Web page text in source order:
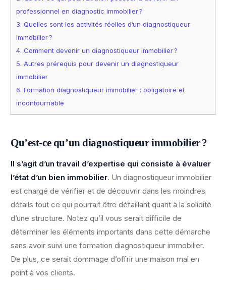
professionnel en diagnostic immobilier ?
3. Quelles sont les activités réelles d’un diagnostiqueur
immobilier ?
4. Comment devenir un diagnostiqueur immobilier ?
5. Autres prérequis pour devenir un diagnostiqueur
immobilier
6. Formation diagnostiqueur immobilier : obligatoire et
incontournable
Qu’est-ce qu’un diagnostiqueur immobilier ?
Il s’agit d’un travail d’expertise qui consiste à évaluer
l’état d’un bien immobilier. Un diagnostiqueur immobilier
est chargé de vérifier et de découvrir dans les moindres
détails tout ce qui pourrait être défaillant quant à la solidité
d’une structure. Notez qu’il vous serait difficile de
déterminer les éléments importants dans cette démarche
sans avoir suivi une formation diagnostiqueur immobilier.
De plus, ce serait dommage d’offrir une maison mal en
point à vos clients.